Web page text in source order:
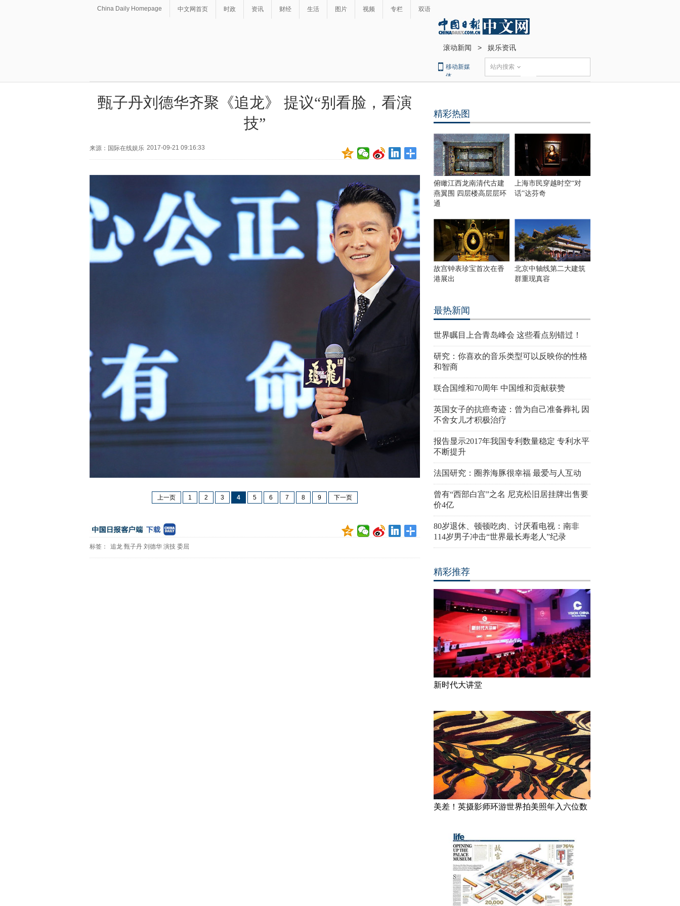
China Daily Homepage 中文网首页 时政 资讯 财经 生活 图片 视频 专栏 双语
滚动新闻 > 娱乐资讯
移动新媒
体
站内搜索
甄子丹刘德华齐聚《追龙》 提议“别看脸，看演
技”
来源：国际在线娱乐 2017-09-21 09:16:33
上一页 1 2 3 4 5 6 7 8 9 下一页
标签： 追龙 甄子丹 刘德华 演技 委屈
精彩热图
俯瞰江西龙南清代古建
燕翼围 四层楼高层层环
通
上海市民穿越时空“对
话”达芬奇
故宫钟表珍宝首次在香
港展出
北京中轴线第二大建筑
群重现真容
最热新闻
世界瞩目上合青岛峰会 这些看点别错过！
研究：你喜欢的音乐类型可以反映你的性格
和智商
联合国维和70周年 中国维和贡献获赞
英国女子的抗癌奇迹：曾为自己准备葬礼 因
不舍女儿才积极治疗
报告显示2017年我国专利数量稳定 专利水平
不断提升
法国研究：圈养海豚很幸福 最爱与人互动
曾有“西部白宫”之名 尼克松旧居挂牌出售要
价4亿
80岁退休、顿顿吃肉、讨厌看电视：南非
114岁男子冲击“世界最长寿老人”纪录
精彩推荐
新时代大讲堂
美差！英摄影师环游世界拍美照年入六位数